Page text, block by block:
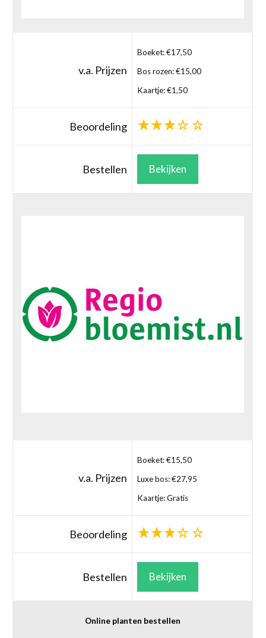
v.a. Prijzen
Boeket: €17,50
Bos rozen: €15,00
Kaartje: €1,50
Beoordeling
Bestellen Bekijken
v.a. Prijzen
Boeket: €15,50
Luxe bos: €27,95
Kaartje: Gratis
Beoordeling
Bestellen Bekijken
Online planten bestellen